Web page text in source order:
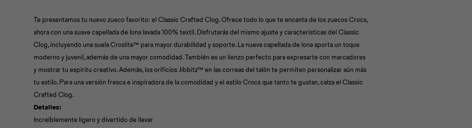
Te presentamos tu nuevo zueco favorito: el Classic Crafted Clog. Ofrece todo lo que te encanta de los zuecos Crocs,
ahora con una suave capellada de lona lavada 100% textil. Disfrutarás del mismo ajuste y características del Classic
Clog, incluyendo una suela Croslite™ para mayor durabilidad y soporte. La nueva capellada de lona aporta un toque
moderno y juvenil, además de una mayor comodidad. También es un lienzo perfecto para expresarte con marcadores
y mostrar tu espíritu creativo. Además, los orificios Jibbitz™ en las correas del talón te permiten personalizar aún más
tu estilo. Para una versión fresca e inspiradora de la comodidad y el estilo Crocs que tanto te gustan, calza el Classic
Crafted Clog.
Detalles:
Increíblemente ligero y divertido de llevar